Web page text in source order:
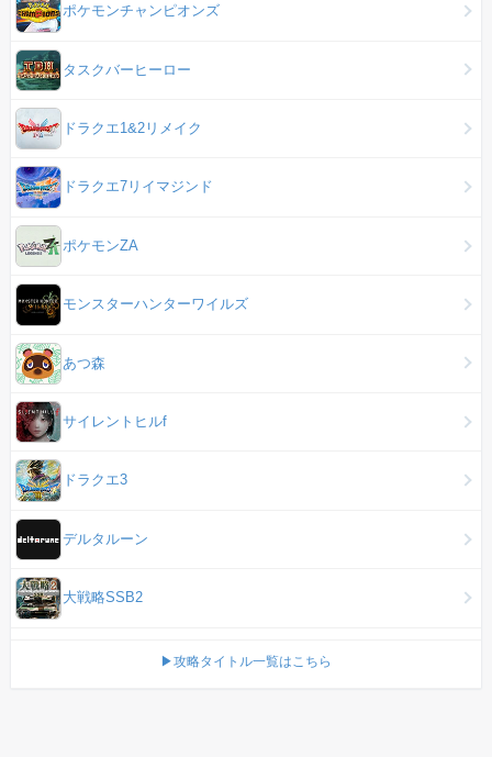
ポケモンチャンピオンズ
タスクバーヒーロー
ドラクエ1&2リメイク
ドラクエ7リイマジンド
ポケモンZA
モンスターハンターワイルズ
あつ森
サイレントヒルf
ドラクエ3
デルタルーン
大戦略SSB2
▶攻略タイトル一覧はこちら